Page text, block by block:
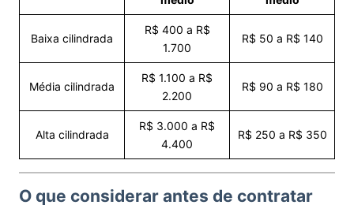
Baixa cilindrada
R$ 400 a R$
1.700
R$ 50 a R$ 140
Média cilindrada
R$ 1.100 a R$
2.200
R$ 90 a R$ 180
Alta cilindrada
R$ 3.000 a R$
4.400
R$ 250 a R$ 350
O que considerar antes de contratar